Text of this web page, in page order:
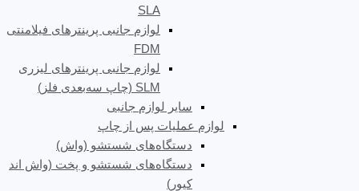
SLA
لوازم جانبی پرینترهای فیلامنتی
FDM
لوازم جانبی پرینترهای لیزری
SLM (چاپ سه‌بعدی فلز)
سایر لوازم جانبی
لوازم عملیات پس از چاپ
دستگاه‌های شستشو (واش)
دستگاه‌های شستشو و پخت (واش اند
کیور)